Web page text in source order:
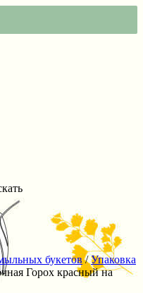
букетов/Упаковка
Горох красный на